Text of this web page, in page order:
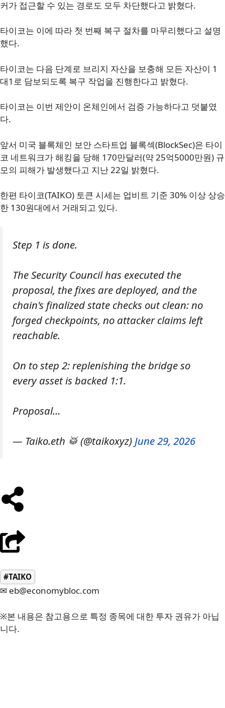
커가 접근할 수 있는 경로도 모두 차단했다고 밝혔다.
타이코는 이에 따라 첫 번째 복구 절차를 마무리했다고 설명
했다.
타이코는 다음 단계로 브리지 자산을 보충해 모든 자산이 1
대1로 담보되도록 복구 작업을 진행한다고 밝혔다.
타이코는 이번 제안이 온체인에서 검증 가능하다고 덧붙였
다.
앞서 미국 블록체인 보안 스타트업 블록섹(BlockSec)은 타이
코 네트워크가 해킹을 당해 170만달러(약 25억5000만원) 규
모의 피해가 발생했다고 지난 22일 밝혔다.
한편 타이코(TAIKO) 토큰 시세는 업비트 기준 30% 이상 상승
한 130원대에서 거래되고 있다.
Step 1 is done.
The Security Council has executed the
proposal, the fixes are deployed, and the
chain's finalized state checks out clean: no
forged checkpoints, no attacker claims left
reachable.
On to step 2: replenishing the bridge so
every asset is backed 1:1.
Proposal…
— Taiko.eth 🥁 (@taikoxyz) June 29, 2026
#TAIKO
✉ eb@economybloc.com
※본 내용은 참고용으로 특정 종목에 대한 투자 권유가 아닙
니다.